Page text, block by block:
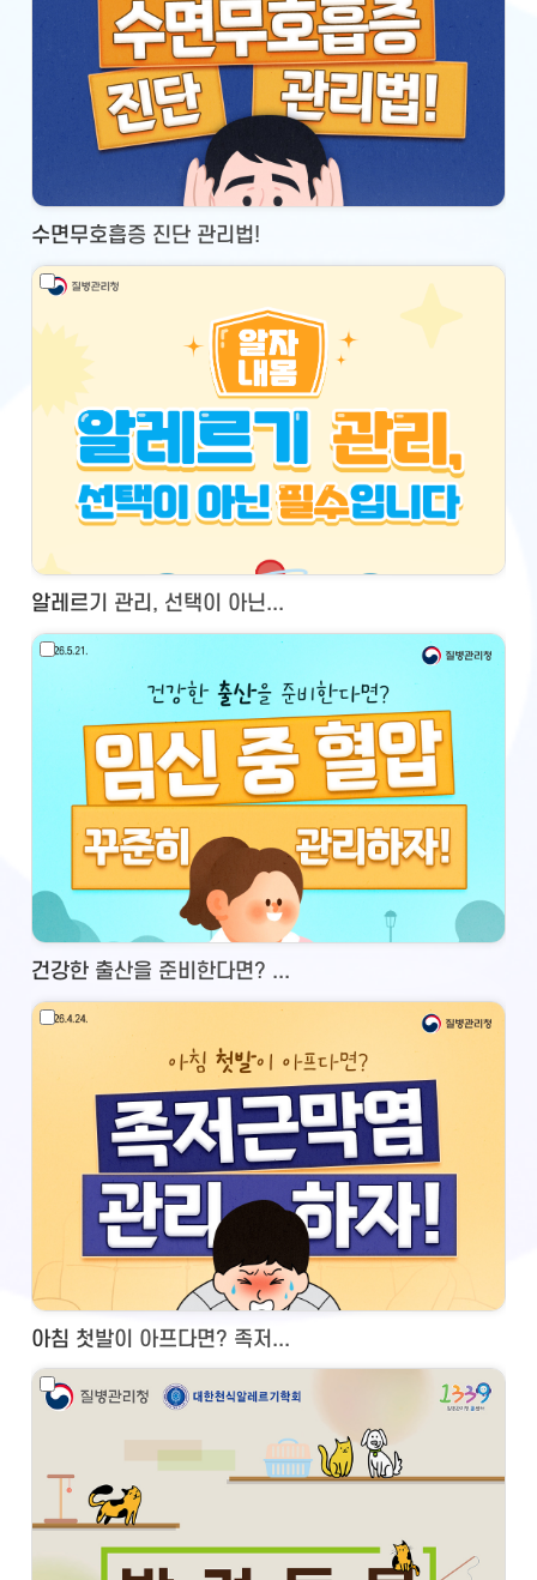
수면무호흡증 진단 관리법!
알레르기 관리, 선택이 아닌...
건강한 출산을 준비한다면? ...
아침 첫발이 아프다면? 족저...